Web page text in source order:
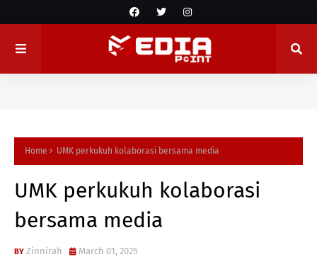
Home UMK perkukuh kolaborasi bersama media
UMK perkukuh kolaborasi
bersama media
Zinnirah March 01, 2025